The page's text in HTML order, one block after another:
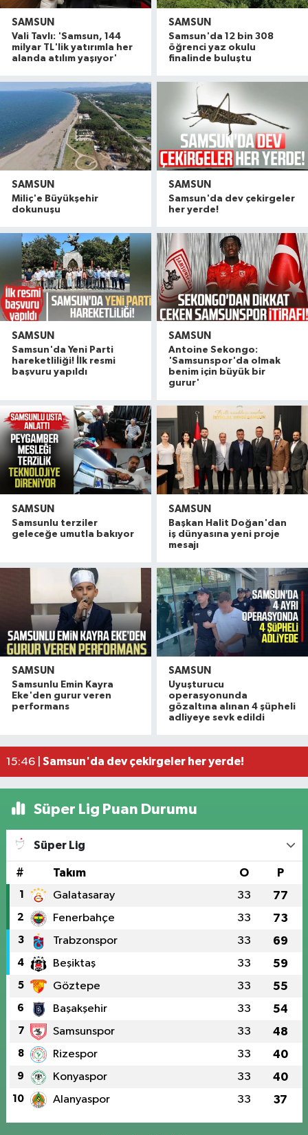
SAMSUN
Vali Tavlı: 'Samsun, 144
milyar TL'lik yatırımla her
alanda atılım yaşıyor'
SAMSUN
Samsun'da 12 bin 308
öğrenci yaz okulu
finalinde buluştu
SAMSUN
Miliç'e Büyükşehir
dokunuşu
SAMSUN
Samsun'da dev çekirgeler
her yerde!
SAMSUN
Samsun'da Yeni Parti
hareketliliği! İlk resmi
başvuru yapıldı
SAMSUN
Antoine Sekongo:
'Samsunspor'da olmak
benim için büyük bir
gurur'
SAMSUN
Samsunlu terziler
geleceğe umutla bakıyor
SAMSUN
Başkan Halit Doğan'dan
iş dünyasına yeni proje
mesajı
SAMSUN
Samsunlu Emin Kayra
Eke'den gurur veren
performans
SAMSUN
Uyuşturucu
operasyonunda
gözaltına alınan 4 şüpheli
adliyeye sevk edildi
22:09 |Vali Tavlı: 'Samsun, 144 milyar TL'lik yatırımla
17:16 |Samsun'da 12 bin 308 öğrenci yaz okulu
Miliç'e Büyükşehir dokunuşu
14:50 |Samsun'da Yeni Parti hareketliliği! İlk resmi
Süper Lig Puan Durumu
Süper Lig
# Takım O P
1 Galatasaray 33 77
2 Fenerbahçe 33 73
3 Trabzonspor 33 69
4 Beşiktaş 33 59
5 Göztepe 33 55
6 Başakşehir 33 54
7 Samsunspor 33 48
8 Rizespor 33 40
9 Konyaspor 33 40
10 Alanyaspor 33 37